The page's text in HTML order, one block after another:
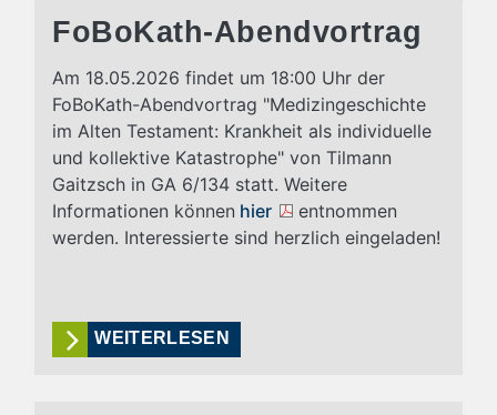
FoBoKath-Abendvortrag
Am 18.05.2026 findet um 18:00 Uhr der
FoBoKath-Abendvortrag "Medizingeschichte
im Alten Testament: Krankheit als individuelle
und kollektive Katastrophe" von Tilmann
Gaitzsch in GA 6/134 statt. Weitere
Informationen können hier
entnommen
werden. Interessierte sind herzlich eingeladen!
WEITERLESEN